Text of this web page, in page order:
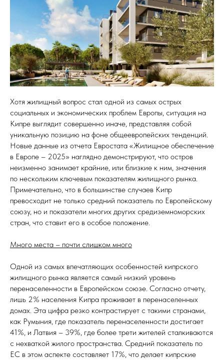
Хотя жилищный вопрос стал одной из самых острых
социальных и экономических проблем Европы, ситуация на
Кипре выглядит совершенно иначе, представляя собой
уникальную позицию на фоне общеевропейских тенденций.
Новые данные из отчета Евростата «Жилищное обеспечение
в Европе – 2025» наглядно демонстрируют, что остров
неизменно занимает крайние, или близкие к ним, значения
по нескольким ключевым показателям жилищного рынка.
Примечательно, что в большинстве случаев Кипр
превосходит не только средний показатель по Европейскому
союзу, но и показатели многих других средиземноморских
стран, что ставит его в особое положение.
Много места – почти слишком много
Одной из самых впечатляющих особенностей кипрского
жилищного рынка является самый низкий уровень
перенаселенности в Европейском союзе. Согласно отчету,
лишь 2% населения Кипра проживает в перенаселенных
домах. Эта цифра резко контрастирует с такими странами,
как Румыния, где показатель перенаселенности достигает
41%, и Латвия – 39%, где более трети жителей сталкиваются
с нехваткой жилого пространства. Средний показатель по
ЕС в этом аспекте составляет 17%, что делает кипрские